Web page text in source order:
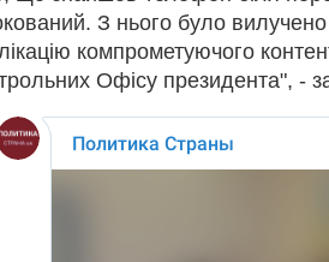
З нього було
компрометуючого
Офісу президента", -